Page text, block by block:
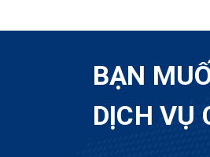
BẠN
DỊCH VỤ